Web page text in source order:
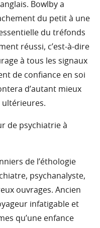
Bowlby a
du petit à une
du tréfonds
réussi, c’est-à-dire
à tous les signaux
de confiance en soi
d’autant mieux
ultérieures.
de psychiatrie à
de l’éthologie
psychanalyste,
ouvrages. Ancien
infatigable et
qu’une enfance